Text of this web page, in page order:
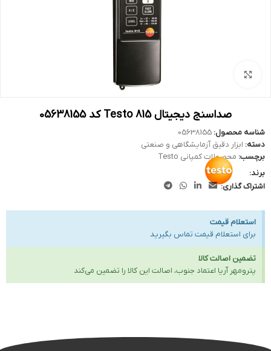
صداسنج دیجیتال Testo 815 کد 05638155
شناسه محصول: 05638155
دسته: ابزار دقیق آزمایشگاهی و صنعتی
برچسب: محصولات کمپانی Testo
برند:
اشتراک گذاری:
استعلام قیمت
برای استعلام قیمت تماس بگیرید
تضمین اصالت کالا
پترومهر آریا اعتماد جنوب، اصالت این کالا را تضمین می‌کند